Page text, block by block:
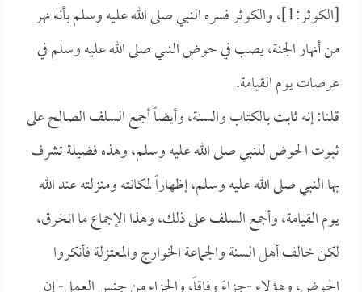
[الكوثر:1]، والكوثر فسره النبي صلى الله عليه وسلم بأنه نهر
من أنهار الجنة، يصب في حوض النبي صلى الله عليه وسلم في
عرصات يوم القيامة.
قلنا: إنه ثابت بالكتاب والسنة، وأيضاً أجمع السلف الصالح على
ثبوت الحوض للنبي صلى الله عليه وسلم، وهذه فضيلة تشرف
بها النبي صلى الله عليه وسلم، إظهاراً لمكانته ومنزلته عند الله
يوم القيامة، وأجمع السلف على ذلك، وهذا الإجماع ما انخرق،
لكن خالف أهل السنة والجماعة الخوارج والمعتزلة فأنكروا